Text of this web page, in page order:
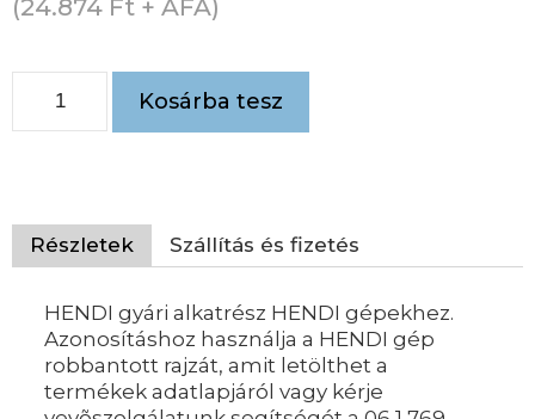
(24.874 Ft + ÁFA)
Kosárba tesz
Részletek Szállítás és fizetés
HENDI gyári alkatrész HENDI gépekhez.
Azonosításhoz használja a HENDI gép
robbantott rajzát, amit letölthet a
termékek adatlapjáról vagy kérje